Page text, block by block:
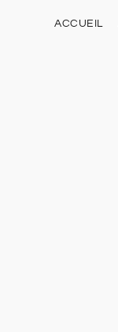
ACCUEIL